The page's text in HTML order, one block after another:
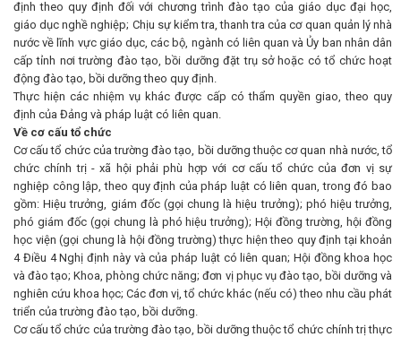
định theo quy định đối với chương trình đào tạo của giáo dục đại học,
giáo dục nghề nghiệp; Chịu sự kiểm tra, thanh tra của cơ quan quản lý nhà
nước về lĩnh vực giáo dục, các bộ, ngành có liên quan và Ủy ban nhân dân
cấp tỉnh nơi trường đào tạo, bồi dưỡng đặt trụ sở hoặc có tổ chức hoạt
động đào tạo, bồi dưỡng theo quy định.
Thực hiện các nhiệm vụ khác được cấp có thẩm quyền giao, theo quy
định của Đảng và pháp luật có liên quan.
Về cơ cấu tổ chức
Cơ cấu tổ chức của trường đào tạo, bồi dưỡng thuộc cơ quan nhà nước, tổ
chức chính trị - xã hội phải phù hợp với cơ cấu tổ chức của đơn vị sự
nghiệp công lập, theo quy định của pháp luật có liên quan, trong đó bao
gồm: Hiệu trưởng, giám đốc (gọi chung là hiệu trưởng); phó hiệu trưởng,
phó giám đốc (gọi chung là phó hiệu trưởng); Hội đồng trường, hội đồng
học viện (gọi chung là hội đồng trường) thực hiện theo quy định tại khoản
4 Điều 4 Nghị định này và của pháp luật có liên quan; Hội đồng khoa học
và đào tạo; Khoa, phòng chức năng; đơn vị phục vụ đào tạo, bồi dưỡng và
nghiên cứu khoa học; Các đơn vị, tổ chức khác (nếu có) theo nhu cầu phát
triển của trường đào tạo, bồi dưỡng.
Cơ cấu tổ chức của trường đào tạo, bồi dưỡng thuộc tổ chức chính trị thực